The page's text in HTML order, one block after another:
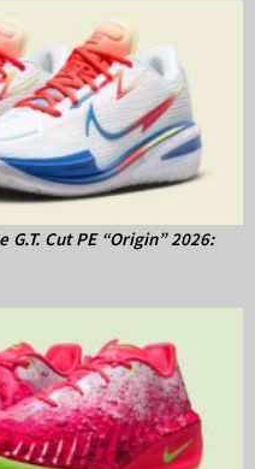
Cut PE “Origin” 2026: